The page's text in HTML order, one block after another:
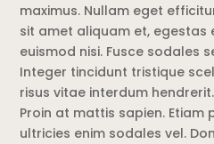
maximus. Nullam eget
sit amet aliquam et, egestas
euismod nisi. Fusce sodales
Integer tincidunt tristique
risus vitae interdum
Proin at mattis sapien. Etiam
ultricies enim sodales vel.